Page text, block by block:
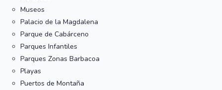
Museos
Palacio de la Magdalena
Parque de Cabárceno
Parques Infantiles
Parques Zonas Barbacoa
Playas
Puertos de Montaña